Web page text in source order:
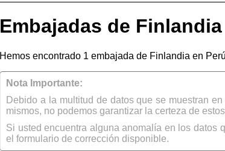
Embajadas de
Hemos encontrado 1 embajada de Finlandia en
Nota Importante:
Debido a la multitud de datos que se muestran
mismos, no podemos garantizar la certeza de
Si usted encuentra alguna anomalía en los datos
el formulario de corrección disponible.